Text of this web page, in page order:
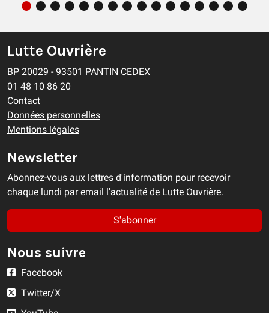
Lutte Ouvrière
BP 20029 - 93501 PANTIN CEDEX
01 48 10 86 20
Contact
Données personnelles
Mentions légales
Newsletter
Abonnez-vous aux lettres d'information pour recevoir
chaque lundi par email l'actualité de Lutte Ouvrière.
S'abonner
Nous suivre
Facebook
Twitter/X